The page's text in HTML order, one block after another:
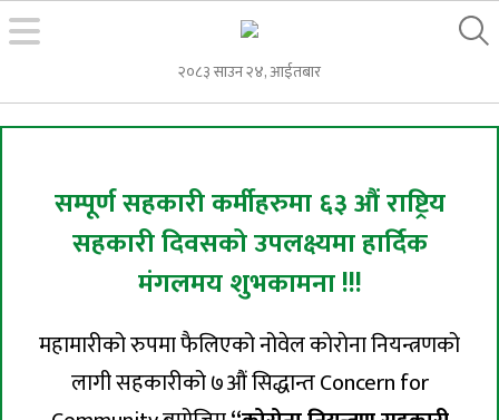
२०८३ साउन २४, आईतबार
सम्पूर्ण सहकारी कर्मीहरुमा ६३ औं राष्ट्रिय
सहकारी दिवसको उपलक्ष्यमा हार्दिक
मंगलमय शुभकामना !!!
महामारीको रुपमा फैलिएको नोवेल काेराेना नियन्त्रणको
लागी सहकारीको ७औं सिद्धान्त Concern for